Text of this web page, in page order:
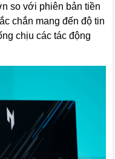
so với phiên bản tiền
chắn mang đến độ tin
chịu các tác động